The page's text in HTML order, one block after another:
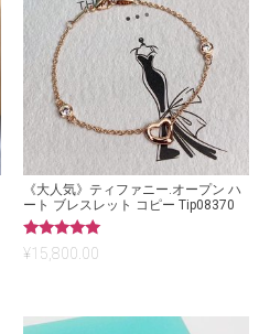
《大人気》ティファニー.オープン ハ
ート ブレスレット コピー Tip08370
5段階中
5.00
¥15,800.00